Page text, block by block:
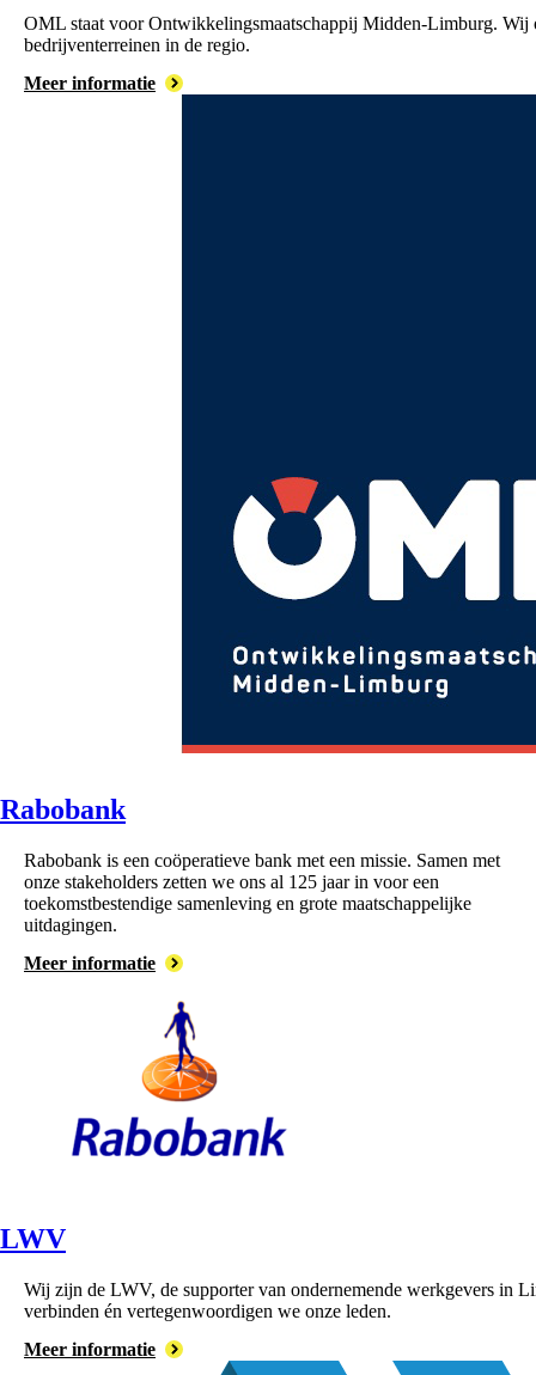
OML staat voor Ontwikkelingsmaatschappij Midden-Limburg. Wij
bedrijventerreinen in de regio.
Meer informatie
Rabobank
Rabobank is een coöperatieve bank met een missie. Samen met
onze stakeholders zetten we ons al 125 jaar in voor een
toekomstbestendige samenleving en grote maatschappelijke
uitdagingen.
Meer informatie
LWV
Wij zijn de LWV, de supporter van ondernemende werkgevers in
verbinden én vertegenwoordigen we onze leden.
Meer informatie